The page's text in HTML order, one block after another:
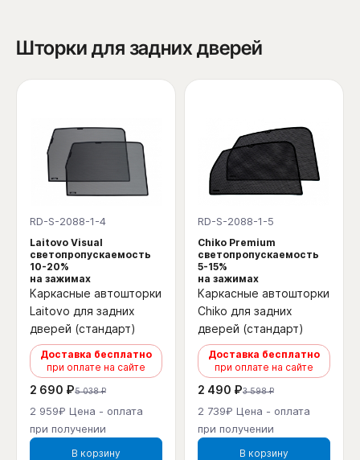
Шторки для задних дверей
RD-S-2088-1-4
Laitovo Visual
светопропускаемость
10-20%
на зажимах
Каркасные автошторки
Laitovo для задних
дверей (стандарт)
Доставка бесплатно
при оплате на сайте
2 690 ₽5 038 ₽
2 959₽ Цена - оплата
при получении
В корзину
RD-S-2088-1-5
Chiko Premium
светопропускаемость
5-15%
на зажимах
Каркасные автошторки
Chiko для задних
дверей (стандарт)
Доставка бесплатно
при оплате на сайте
2 490 ₽3 598 ₽
2 739₽ Цена - оплата
при получении
В корзину